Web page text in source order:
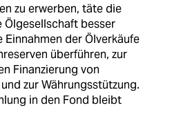
zu erwerben, täte die
Ölgesellschaft besser
Einnahmen der Ölverkäufe
überführen, zur
Finanzierung von
zur Währungsstützung.
in den Fond bleibt